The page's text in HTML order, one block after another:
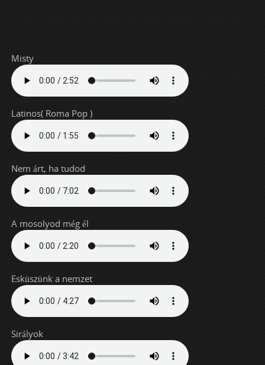
Misty
Latinos( Roma Pop )
Nem árt, ha tudod
A mosolyod még él
Esküszünk a nemzet
Sirályok